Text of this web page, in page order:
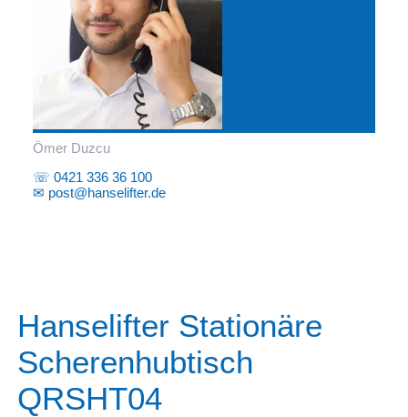
Ömer Duzcu
☏ 0421 336 36 100
✉ post@hanselifter.de
Hanselifter Stationäre
Scherenhubtisch
QRSHT04